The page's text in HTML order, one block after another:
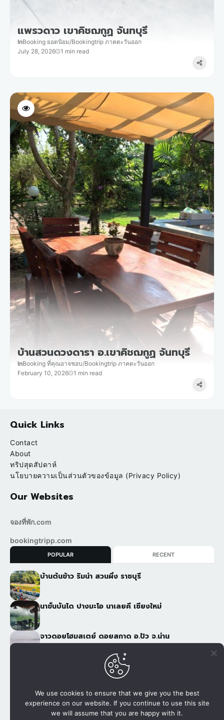
แพรวดาว เขาคิชฌกูฏ จันทบุรี
InBooking ยอดนิยม/Bookingtrip ภาคตะวันออก
July 28, 2026
1 min read
บ้านสวนดวงดารา อ.เขาคิชฌกูฏ จันทบุรี
InBooking ที่คุณอาจชอบ/Bookingtrip ภาคตะวันออก
February 10, 2026
1 min read
Quick Links
Contact
About
ทริปสุดสัปดาห์
นโยบายความเป็นส่วนตัวของข้อมูล (Privacy Policy)
Our Websites
จองที่พัก.com
bookingtripp.com
POPULAR RECENT
บ้านต้นข้าว ริมน้ำ สวนผึ้ง ราชบุรี
นาขั้นบันได ปางมะโอ นาเลยคี เชียงใหม่
จาวดอยโฮมสเตย์ ดอยสกาด อ.ปัว จ.น่าน
ภูฟ้าอารีย์ 2 ภูชี้ฟ้า เชียงราย
เว็บไซต์เพื่อการจองที่พัก, แพกเกจกับผู้ให้บริการโดยตรง โทรศัพท์
080 502 8999
We use cookies to ensure that we give you the best
experience on our website. If you continue to use this site
we will assume that you are happy with it.